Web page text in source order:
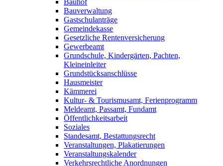
Bauhof
Bauverwaltung
Gastschulanträge
Gemeindekasse
Gesetzliche Rentenversicherung
Gewerbeamt
Grundschule, Kindergärten, Pachten,
Kleineinleiter
Grundstücksanschlüsse
Hausmeister
Kämmerei
Kultur- & Tourismusamt, Ferienprogramm
Meldeamt, Passamt, Fundamt
Öffentlichkeitsarbeit
Soziales
Standesamt, Bestattungsrecht
Veranstaltungen, Plakatierungen
Veranstaltungskalender
Verkehrsrechtliche Anordnungen